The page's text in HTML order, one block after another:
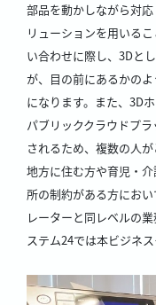
部品を動かしながら対
リューションを用いる
い合わせに際し、3Dと
が、目の前にあるかの
になります。また、3D
パブリッククラウドプ
されるため、複数の人
地方に住む方や育児・
所の制約がある方にお
レーターと同レベルの
ステム24では本ビジネ